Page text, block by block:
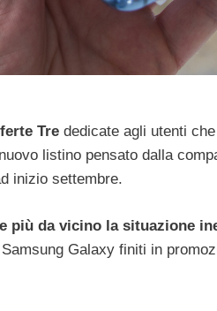
Tre dedicate agli utenti
listino pensato dalla
inizio settembre.
più da vicino la situazione
Galaxy finiti in